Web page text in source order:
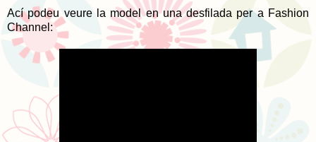
Ací podeu veure la model en una desfilada per a Fashion
Channel: